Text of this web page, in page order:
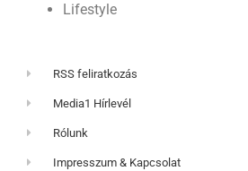
Lifestyle
RSS feliratkozás
Media1 Hírlevél
Rólunk
Impresszum & Kapcsolat